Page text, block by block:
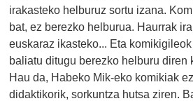
irakasteko helburuz sortu izana.
bat, ez berezko helburua. Haurrak
euskaraz ikasteko... Eta
baliatu ditugu berezko helburu diren
Hau da, Habeko Mik-eko komikiak
didaktikorik, sorkuntza hutsa ziren.